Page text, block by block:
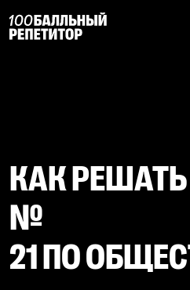
КАК
№
21 ПО